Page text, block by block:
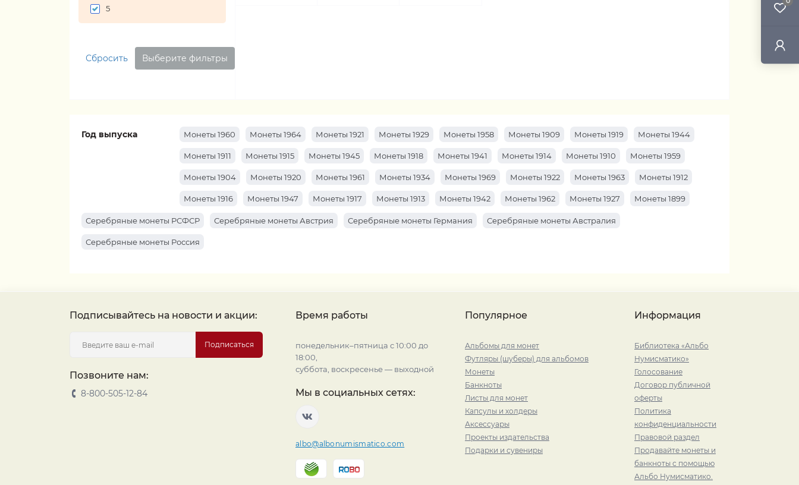
5
Сбросить Выберите фильтры
Год выпуска Монеты 1960 Монеты 1964 Монеты 1921 Монеты 1929 Монеты 1958 Монеты 1909 Монеты 1919 Монеты 1944
Монеты 1911 Монеты 1915 Монеты 1945 Монеты 1918 Монеты 1941 Монеты 1914 Монеты 1910 Монеты 1959
Монеты 1904 Монеты 1920 Монеты 1961 Монеты 1934 Монеты 1969 Монеты 1922 Монеты 1963 Монеты 1912
Монеты 1916 Монеты 1947 Монеты 1917 Монеты 1913 Монеты 1942 Монеты 1962 Монеты 1927 Монеты 1899
Серебряные монеты РСФСР Серебряные монеты Австрия Серебряные монеты Германия Серебряные монеты Австралия
Серебряные монеты Россия
Подписывайтесь на новости и акции:
Подписаться
Позвоните нам:
8-800-505-12-84
Время работы
понедельник–пятница с 10:00 до
18:00,
суббота, воскресенье — выходной
Мы в социальных сетях:
albo@albonumismatico.com
Популярное
Альбомы для монет
Футляры (шуберы) для альбомов
Монеты
Банкноты
Листы для монет
Капсулы и холдеры
Аксессуары
Проекты издательства
Подарки и сувениры
Информация
Библиотека «Альбо
Нумисматико»
Голосование
Договор публичной
оферты
Политика
конфиденциальности
Правовой раздел
Продавайте монеты и
банкноты с помощью
Альбо Нумисматико.